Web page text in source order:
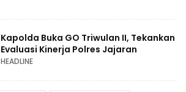
Kapolda Buka GO Triwulan II, Tekankan
Evaluasi Kinerja Polres Jajaran
HEADLINE